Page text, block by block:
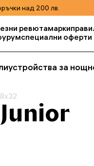
над 200 лв.
ревютамарки
специални оферти
устройства за